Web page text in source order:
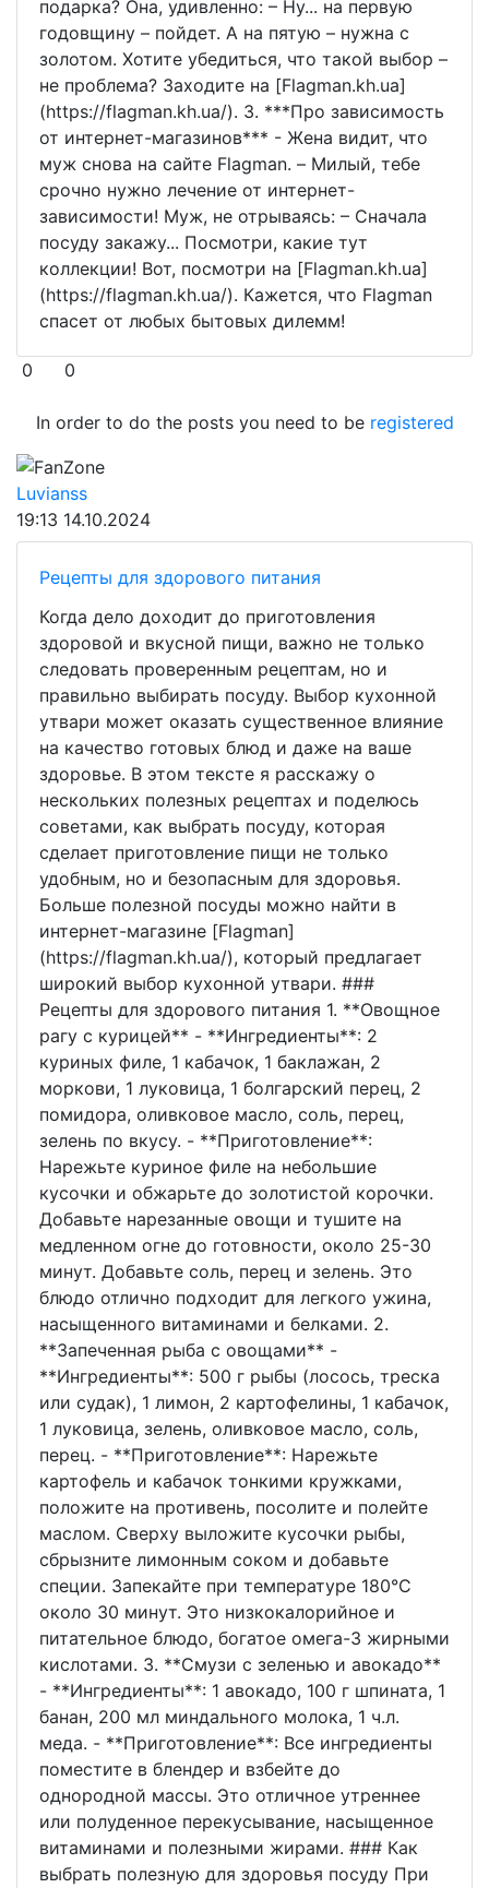
подарка? Она, удивленно: – Ну... на первую
годовщину – пойдет. А на пятую – нужна с
золотом. Хотите убедиться, что такой выбор –
не проблема? Заходите на [Flagman.kh.ua]
(https://flagman.kh.ua/). 3. ***Про зависимость
от интернет-магазинов*** - Жена видит, что
муж снова на сайте Flagman. – Милый, тебе
срочно нужно лечение от интернет-
зависимости! Муж, не отрываясь: – Сначала
посуду закажу... Посмотри, какие тут
коллекции! Вот, посмотри на [Flagman.kh.ua]
(https://flagman.kh.ua/). Кажется, что Flagman
спасет от любых бытовых дилемм!
0 0
In order to do the posts you need to be registered
FanZone
Luvianss
19:13 14.10.2024
Рецепты для здорового питания
Когда дело доходит до приготовления
здоровой и вкусной пищи, важно не только
следовать проверенным рецептам, но и
правильно выбирать посуду. Выбор кухонной
утвари может оказать существенное влияние
на качество готовых блюд и даже на ваше
здоровье. В этом тексте я расскажу о
нескольких полезных рецептах и поделюсь
советами, как выбрать посуду, которая
сделает приготовление пищи не только
удобным, но и безопасным для здоровья.
Больше полезной посуды можно найти в
интернет-магазине [Flagman]
(https://flagman.kh.ua/), который предлагает
широкий выбор кухонной утвари. ###
Рецепты для здорового питания 1. **Овощное
рагу с курицей** - **Ингредиенты**: 2
куриных филе, 1 кабачок, 1 баклажан, 2
моркови, 1 луковица, 1 болгарский перец, 2
помидора, оливковое масло, соль, перец,
зелень по вкусу. - **Приготовление**:
Нарежьте куриное филе на небольшие
кусочки и обжарьте до золотистой корочки.
Добавьте нарезанные овощи и тушите на
медленном огне до готовности, около 25-30
минут. Добавьте соль, перец и зелень. Это
блюдо отлично подходит для легкого ужина,
насыщенного витаминами и белками. 2.
**Запеченная рыба с овощами** -
**Ингредиенты**: 500 г рыбы (лосось, треска
или судак), 1 лимон, 2 картофелины, 1 кабачок,
1 луковица, зелень, оливковое масло, соль,
перец. - **Приготовление**: Нарежьте
картофель и кабачок тонкими кружками,
положите на противень, посолите и полейте
маслом. Сверху выложите кусочки рыбы,
сбрызните лимонным соком и добавьте
специи. Запекайте при температуре 180°C
около 30 минут. Это низкокалорийное и
питательное блюдо, богатое омега-3 жирными
кислотами. 3. **Смузи с зеленью и авокадо**
- **Ингредиенты**: 1 авокадо, 100 г шпината, 1
банан, 200 мл миндального молока, 1 ч.л.
меда. - **Приготовление**: Все ингредиенты
поместите в блендер и взбейте до
однородной массы. Это отличное утреннее
или полуденное перекусывание, насыщенное
витаминами и полезными жирами. ### Как
выбрать полезную для здоровья посуду При